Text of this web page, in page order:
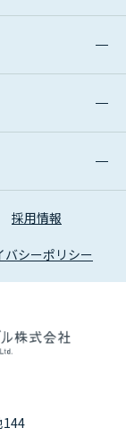
採用情報
バシーポリシー
144